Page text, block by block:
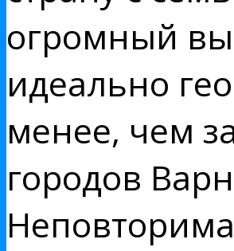
огромный
идеально
менее, чем
городов